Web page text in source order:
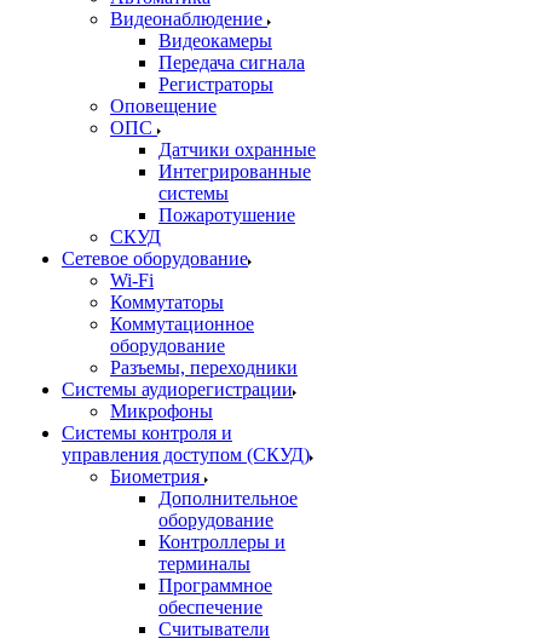
Видеонаблюдение
Видеокамеры
Передача сигнала
Регистраторы
Оповещение
ОПС
Датчики охранные
Интегрированные
системы
Пожаротушение
СКУД
Сетевое оборудование
Wi-Fi
Коммутаторы
Коммутационное
оборудование
Разъемы, переходники
Системы аудиорегистрации
Микрофоны
Системы контроля и
управления доступом (СКУД)
Биометрия
Дополнительное
оборудование
Контроллеры и
терминалы
Программное
обеспечение
Считыватели